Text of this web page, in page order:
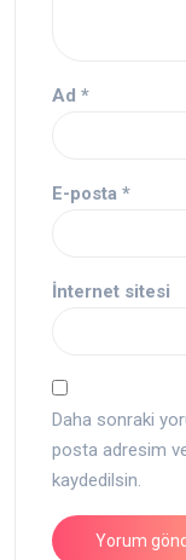
Ad *
E-posta *
İnternet sitesi
Daha sonraki
posta adresim
kaydedilsin.